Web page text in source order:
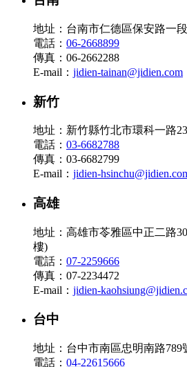
地址：台南市仁德區保安路一
電話： 06-2668899
傳真：06-2662288
E-mail： jidien-tainan@jidien.com
新竹
地址：新竹縣竹北市環科一路
電話： 03-6682788
傳真：03-6682799
E-mail： jidien-
高雄
地址：高雄市苓雅區中正二路
樓)
電話： 07-2259666
傳真：07-2234472
E-mail： jidien-
台中
地址：台中市南區忠明南路789
電話： 04-22615666